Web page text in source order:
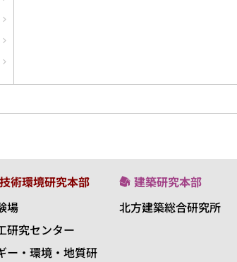
術環境研究本部
場
研究センター
ー・環境・地質研
建築研究本部
北方建築総合研究所